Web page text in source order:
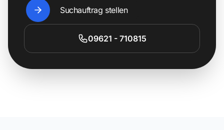
Suchauftrag stellen
09621 - 710815